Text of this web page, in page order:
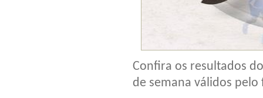
Confira os resultados
de semana válidos